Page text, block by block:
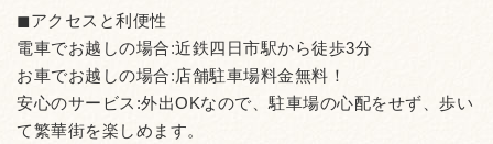
◼︎アクセスと利便性
電車でお越しの場合:近鉄四日市駅から徒歩3分
お車でお越しの場合:店舗駐車場料金無料！
安心のサービス:外出OKなので、駐車場の心配をせず、歩い
て繁華街を楽しめます。